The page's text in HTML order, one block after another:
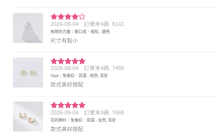
評分4
滿分 5
2026-08-04 訂單末4碼: 8142
無限的力量｜開口戒．戒指 - 銀色
尺寸有點小
評分5 滿
分 5
2026-08-04 訂單末4碼: 7468
Opal｜免後扣．耳環 - 綠色, 耳針
款式美好搭配
評分5 滿
分 5
2026-08-04 訂單末4碼: 7468
花的嫁紗｜免後扣．耳環 - 金色, 耳針
款式美好搭配